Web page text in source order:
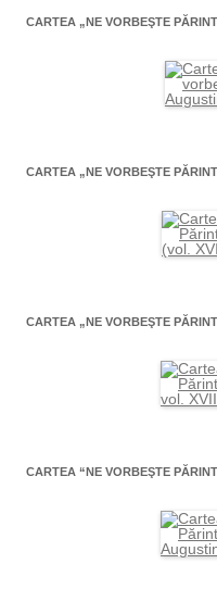
CARTEA „NE VORBEŞTE
CARTEA „NE VORBEŞTE
CARTEA „NE VORBEŞTE
CARTEA “NE VORBEŞTE